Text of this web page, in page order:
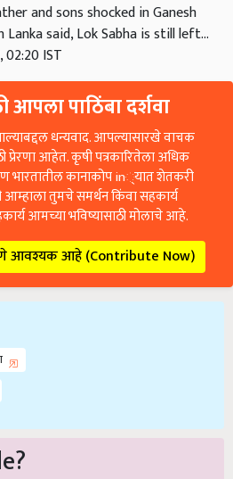
and sons shocked in Ganesh
said, Lok Sabha is still left...
02:20 IST
आपला पाठिंबा दर्शवा
धन्यवाद. आपल्यासारखे वाचक
प्रेरणा आहेत. कृषी पत्रकारितेला अधिक
भारतातील कानाकोप in्यात शेतकरी
आम्हाला तुमचे समर्थन किंवा सहकार्य
आमच्या भविष्यासाठी मोलाचे आहे.
आवश्यक आहे (Contribute Now)